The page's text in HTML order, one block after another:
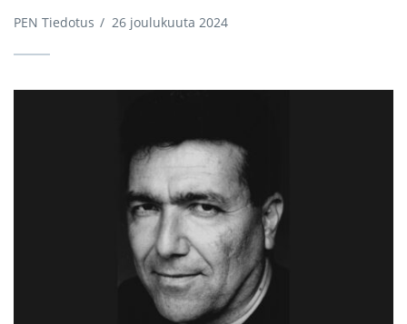
PEN Tiedotus / 26 joulukuuta 2024